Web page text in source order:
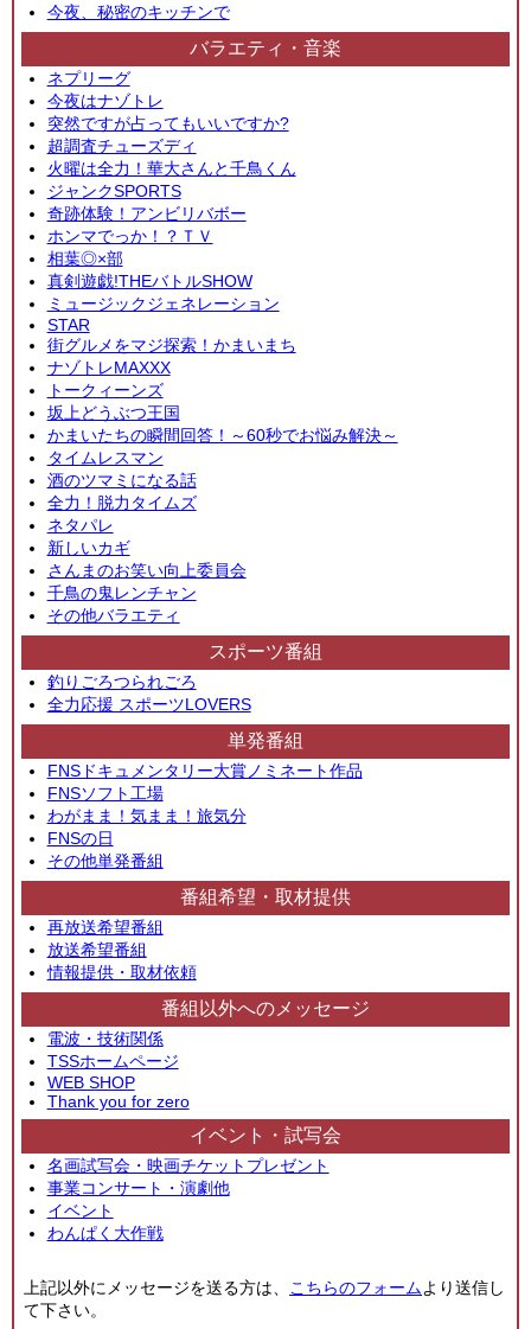
今夜、秘密のキッチンで
バラエティ・音楽
ネプリーグ
今夜はナゾトレ
突然ですが占ってもいいですか?
超調査チューズディ
火曜は全力！華大さんと千鳥くん
ジャンクSPORTS
奇跡体験！アンビリバボー
ホンマでっか！？ＴＶ
相葉◎×部
真剣遊戯!THEバトルSHOW
ミュージックジェネレーション
STAR
街グルメをマジ探索！かまいまち
ナゾトレMAXXX
トークィーンズ
坂上どうぶつ王国
かまいたちの瞬間回答！～60秒でお悩み解決～
タイムレスマン
酒のツマミになる話
全力！脱力タイムズ
ネタパレ
新しいカギ
さんまのお笑い向上委員会
千鳥の鬼レンチャン
その他バラエティ
スポーツ番組
釣りごろつられごろ
全力応援 スポーツLOVERS
単発番組
FNSドキュメンタリー大賞ノミネート作品
FNSソフト工場
わがまま！気まま！旅気分
FNSの日
その他単発番組
番組希望・取材提供
再放送希望番組
放送希望番組
情報提供・取材依頼
番組以外へのメッセージ
電波・技術関係
TSSホームページ
WEB SHOP
Thank you for zero
イベント・試写会
名画試写会・映画チケットプレゼント
事業コンサート・演劇他
イベント
わんぱく大作戦
上記以外にメッセージを送る方は、 こちらのフォームより送信し
て下さい。